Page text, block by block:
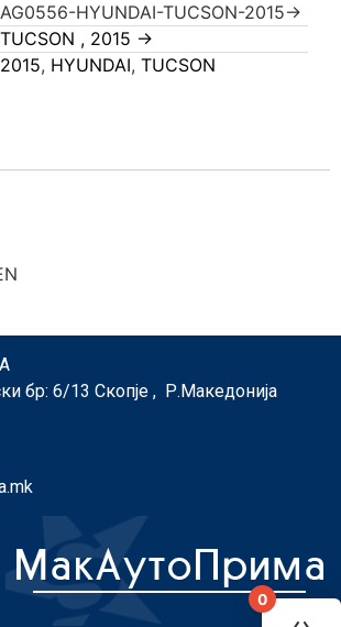
AG0556-HYUNDAI-TUCSON-2015->
TUCSON , 2015 ->
2015, HYUNDAI, TUCSON
бр: 6/13 Скопје , Р.Македонија
0